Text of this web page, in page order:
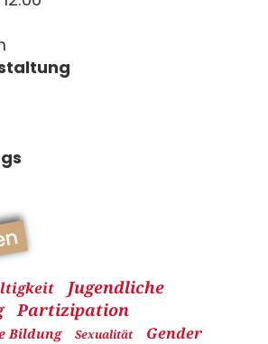
Jugendliche
Partizipation
Bildung Sexualität Gender